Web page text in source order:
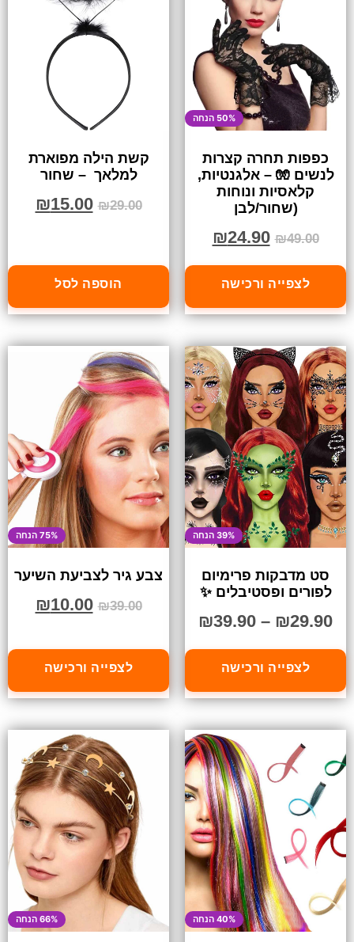
50% הנחה
כפפות תחרה קצרות
לנשים 🧤 – אלגנטיות,
קלאסיות ונוחות
(שחור/לבן
₪49.00
₪24.90
לצפייה ורכישה
קשת הילה מפוארת
למלאך – שחור
₪29.00
₪15.00
הוספה לסל
39% הנחה
סט מדבקות פרימיום
לפורים ופסטיבלים ✨
₪29.90
–
₪39.90
לצפייה ורכישה
75% הנחה
צבע גיר לצביעת השיער
₪39.00
₪10.00
לצפייה ורכישה
40% הנחה 66% הנחה